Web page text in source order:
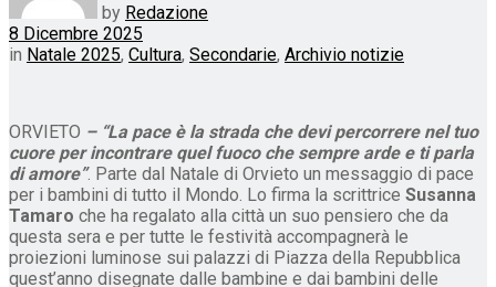
by Redazione
8 Dicembre 2025
in Natale 2025, Cultura, Secondarie, Archivio notizie
ORVIETO – “La pace è la strada che devi percorrere nel tuo
cuore per incontrare quel fuoco che sempre arde e ti parla
di amore”. Parte dal Natale di Orvieto un messaggio di pace
per i bambini di tutto il Mondo. Lo firma la scrittrice Susanna
Tamaro che ha regalato alla città un suo pensiero che da
questa sera e per tutte le festività accompagnerà le
proiezioni luminose sui palazzi di Piazza della Repubblica
quest’anno disegnate dalle bambine e dai bambini delle